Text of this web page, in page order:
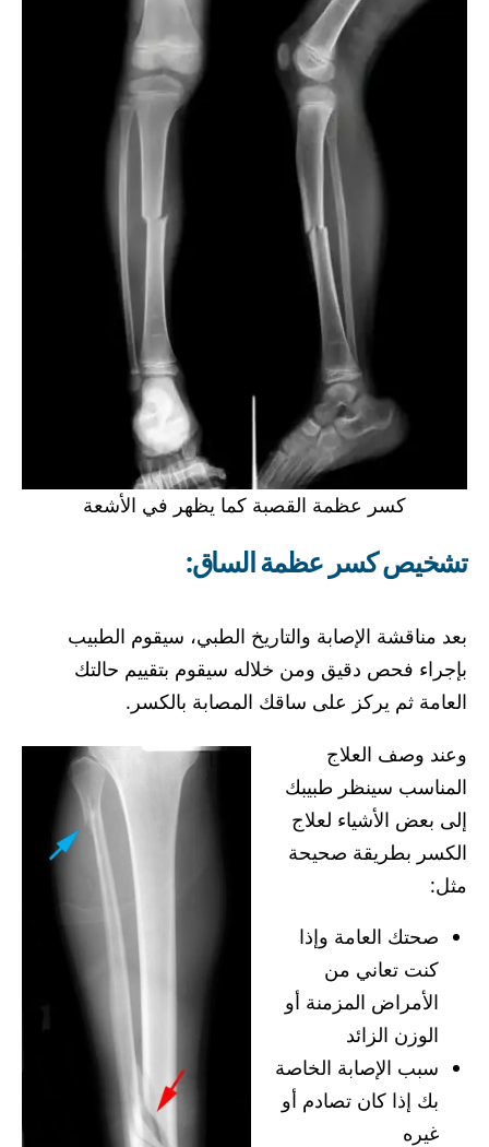
كسر عظمة القصبة كما يظهر في الأشعة
تشخيص كسر عظمة الساق:
بعد مناقشة الإصابة والتاريخ الطبي، سيقوم الطبيب
بإجراء فحص دقيق ومن خلاله سيقوم بتقييم حالتك
العامة ثم يركز على ساقك المصابة بالكسر.
وعند وصف العلاج
المناسب سينظر طبيبك
إلى بعض الأشياء لعلاج
الكسر بطريقة صحيحة
مثل:
صحتك العامة وإذا
كنت تعاني من
الأمراض المزمنة أو
الوزن الزائد
سبب الإصابة الخاصة
بك إذا كان تصادم أو
غيره